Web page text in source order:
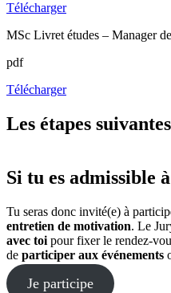
Télécharger
MSc Livret études – Manager
pdf
Télécharger
Les étapes suivantes
Si tu es admissible
Tu seras donc invité(e) à
entretien de motivation. Le
avec toi pour fixer le rendez-
de participer aux événements
Je participe